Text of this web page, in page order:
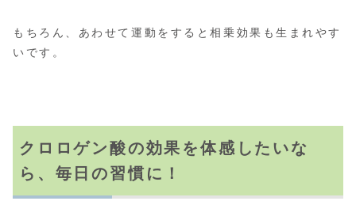
もちろん、あわせて運動をすると相乗効果も生まれやす
いです。
クロロゲン酸の効果を体感したいな
ら、毎日の習慣に！